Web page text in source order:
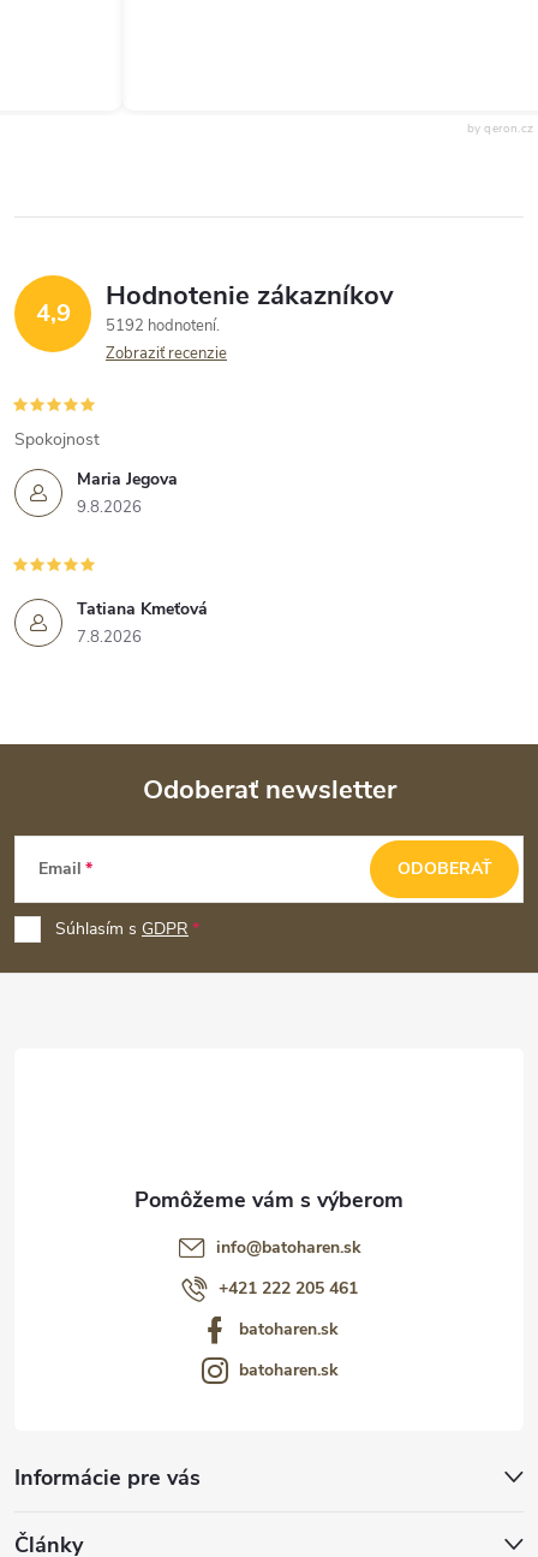
by qeron.cz
4,9 Hodnotenie zákazníkov
5192 hodnotení
Zobraziť recenzie
Maria Jegova
9.8.2026
Spokojnost
Tatiana Kmeťová
7.8.2026
Z
p
ä
Odoberať newsletter
Email
Súhlasím s GDPR
ODOBERAŤ
Informácie pre vás
Články
info@batoharen.sk
+421 222 205 461
batoharen.sk
batoharen.sk